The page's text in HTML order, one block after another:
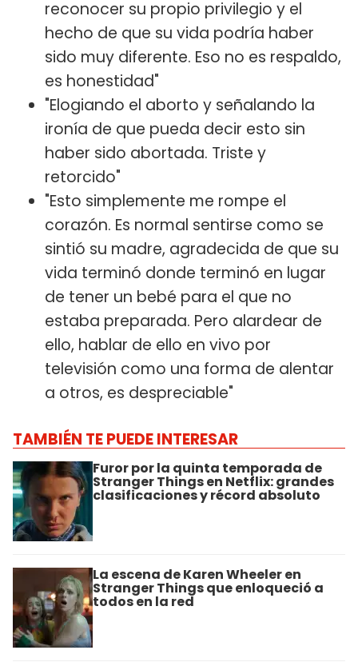
reconocer su propio privilegio y el
hecho de que su vida podría haber
sido muy diferente. Eso no es respaldo,
es honestidad"
"Elogiando el aborto y señalando la
ironía de que pueda decir esto sin
haber sido abortada. Triste y
retorcido"
"Esto simplemente me rompe el
corazón. Es normal sentirse como se
sintió su madre, agradecida de que su
vida terminó donde terminó en lugar
de tener un bebé para el que no
estaba preparada. Pero alardear de
ello, hablar de ello en vivo por
televisión como una forma de alentar
a otros, es despreciable"
TAMBIÉN TE PUEDE INTERESAR
Furor por la quinta temporada de
Stranger Things en Netflix: grandes
clasificaciones y récord absoluto
La escena de Karen Wheeler en
Stranger Things que enloqueció a
todos en la red